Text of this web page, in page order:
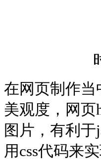
在网页制作
美观度，网
图片，有利
用css代码来